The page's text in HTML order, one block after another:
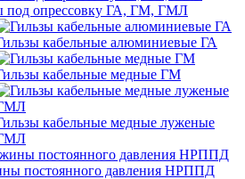
под опрессовку ГА, ГМ, ГМЛ
кабельные алюминиевые ГА
кабельные медные ГМ
кабельные медные луженые
постоянного давления НРППД